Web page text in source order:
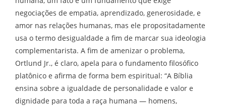
negociações de empatia, aprendizado, generosidade, e
amor nas relações humanas, mas ele propositadamente
usa o termo desigualdade a fim de marcar sua ideologia
complementarista. A fim de amenizar o problema,
Ortlund Jr., é claro, apela para o fundamento filosófico
platônico e afirma de forma bem espiritual: “A Bíblia
ensina sobre a igualdade de personalidade e valor e
dignidade para toda a raça humana — homens,